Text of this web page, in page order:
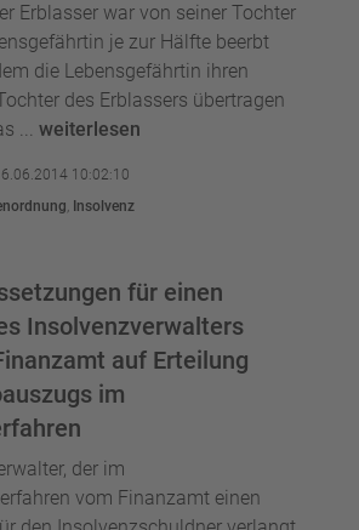
Erblasser war von seiner Tochter
je zur Hälfte beerbt
die Lebensgefährtin ihren
des Erblassers übertragen
... weiterlesen
10:02:10
, Insolvenz
für einen
Insolvenzverwalters
auf Erteilung
im
der im
vom Finanzamt einen